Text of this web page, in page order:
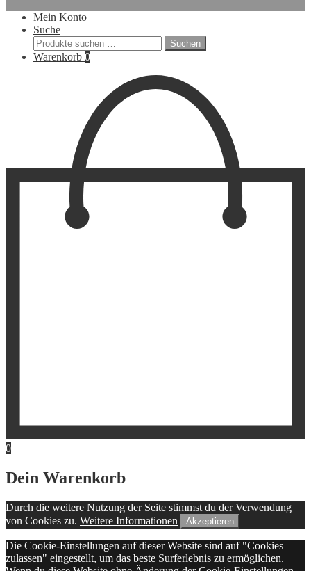
Mein Konto
Suche
Suchen
nach:
Suchen
Warenkorb 0
0
Dein Warenkorb
Durch die weitere Nutzung der Seite stimmst du der Verwendung
von Cookies zu. Weitere Informationen Akzeptieren
Die Cookie-Einstellungen auf dieser Website sind auf "Cookies
zulassen" eingestellt, um das beste Surferlebnis zu ermöglichen.